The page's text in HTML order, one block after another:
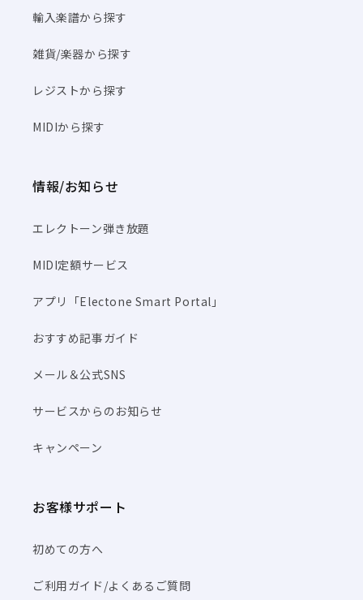
輸入楽譜から探す
雑貨/楽器から探す
レジストから探す
MIDIから探す
情報/お知らせ
エレクトーン弾き放題
MIDI定額サービス
アプリ「Electone Smart Portal」
おすすめ記事ガイド
メール＆公式SNS
サービスからのお知らせ
キャンペーン
お客様サポート
初めての方へ
ご利用ガイド/よくあるご質問